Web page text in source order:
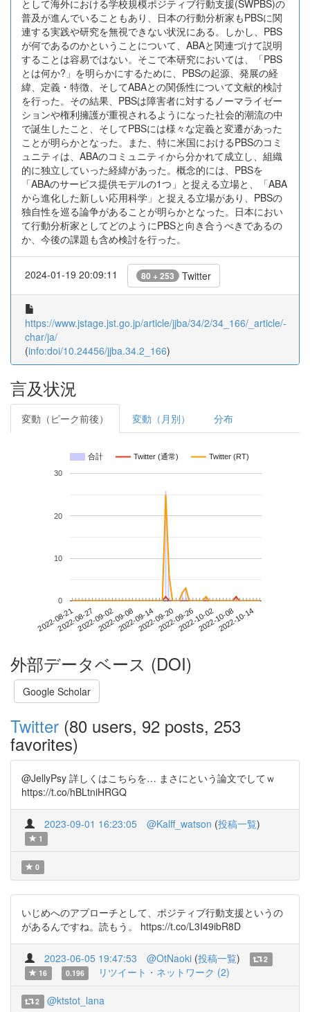
として海外における学校規模ポジティブ行動支援(SWPBS)の
普及が進んでいることもあり、日本の行動分析家もPBSに関
連する実践や研究を無視できない状況にある。しかし、PBS
が何であるのかということについて、ABAと関連づけて説明
することは容易ではない。そこで本研究においては、「PBS
とは何か?」を明らかにするために、PBSの起源、発展の経
緯、定義・特徴、そしてABAとの関係性について文献的検討
を行った。その結果、PBSは障害者に対するノーマライゼー
ションや権利擁護が重視されるようになった社会的潮流の中
で誕生したこと、そしてPBSには様々な定義と変遷があった
ことが明らかとなった。また、特に米国におけるPBSのコミ
ュニティは、ABAのコミュニティから分かれて成立し、組織
的に独立していった経緯があった。概念的には、PBSを
「ABAのサービス提供モデルの1つ」と捉える立場と、「ABA
から進化した新しい応用科学」と捉える立場があり、PBSの
独自性を巡る論争があることが明らかとなった。日本におい
て行動分析家としてどのようにPBSと向き合うべきであるの
か、今後の課題も含め検討を行った。
2024-01-19 20:09:11 80 + 253 Twitter
https://www.jstage.jst.go.jp/article/jjba/34/2/34_166/_article/-
char/ja/
(info:doi/10.24456/jjba.34.2_166)
言及状況
変動（ピーク前後） 変動（月別） 分布
合計 Twitter (通常) Twitter (RT)
2022-08-212022-08-272022-09-022022-09-082022-09-142022-09-202022-09-262022-10-022022-10-082022-10-14
0
10
20
30
外部データベース (DOI)
Google Scholar
Twitter (80 users, 92 posts, 253
favorites)
@JellyPsy 詳しくはこちらを… まさにという論文でしてｗ
https://t.co/hBLtniHRGQ
2023-09-01 16:23:05 @Kalff_watson (投稿一覧)
1
0
いじめへのアプローチとして、ポジティブ行動支援というの
があるんですね。読もう。 https://t.co/L3I49ibR8D
2023-06-05 19:47:53 @OtNaoki (投稿一覧)
2
16
0.196 リツイート・ネットワーク (2)
2 @ktstot_lana